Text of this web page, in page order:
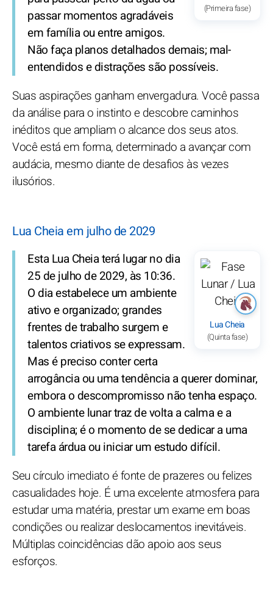
(Primeira fase)
passar momentos agradáveis
em família ou entre amigos.
Não faça planos detalhados demais; mal-
entendidos e distrações são possíveis.
Suas aspirações ganham envergadura. Você passa
da análise para o instinto e descobre caminhos
inéditos que ampliam o alcance dos seus atos.
Você está em forma, determinado a avançar com
audácia, mesmo diante de desafios às vezes
ilusórios.
Lua Cheia em julho de 2029
Lua Cheia
(Quinta fase)
Esta Lua Cheia terá lugar no dia
25 de julho de 2029, às 10:36.
O dia estabelece um ambiente
ativo e organizado; grandes
frentes de trabalho surgem e
talentos criativos se expressam.
Mas é preciso conter certa
arrogância ou uma tendência a querer dominar,
embora o descompromisso não tenha espaço.
O ambiente lunar traz de volta a calma e a
disciplina; é o momento de se dedicar a uma
tarefa árdua ou iniciar um estudo difícil.
Seu círculo imediato é fonte de prazeres ou felizes
casualidades hoje. É uma excelente atmosfera para
estudar uma matéria, prestar um exame em boas
condições ou realizar deslocamentos inevitáveis.
Múltiplas coincidências dão apoio aos seus
esforços.